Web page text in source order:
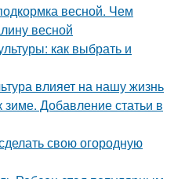
весной. Чем
весной
как выбрать и
влияет на нашу жизнь
зиме. Добавление статьи в
свою огородную